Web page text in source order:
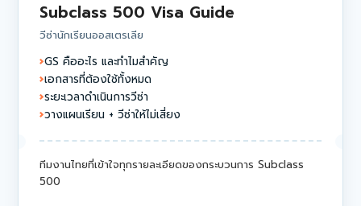
Subclass 500 Visa Guide
วีซ่านักเรียนออสเตรเลีย
GS คืออะไร และทำไมสำคัญ
เอกสารที่ต้องใช้ทั้งหมด
ระยะเวลาดำเนินการวีซ่า
วางแผนเรียน + วีซ่าให้ไม่เสี่ยง
ทีมงานไทยที่เข้าใจทุกรายละเอียดของกระบวนการ Subclass
500